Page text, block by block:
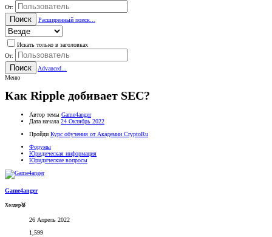
От:
Поиск Расширенный поиск...
Искать только в заголовках
От:
Поиск
Advanced...
Меню
Как Ripple добивает SEC?
Автор темы Game4anger
Дата начала 24 Октябрь 2022
Пройди Курс обучения от Академии CryptoRu
Форумы
Юридическая информация
Юридические вопросы
Game4anger
Холдер🥉
26 Апрель 2022
1,599